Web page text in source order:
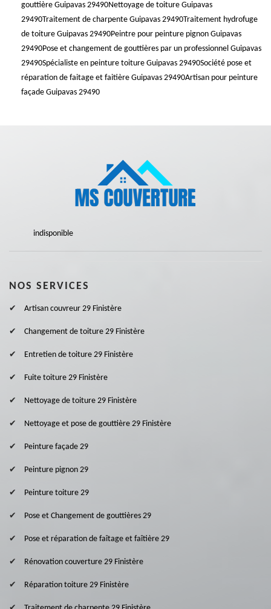
gouttière Guipavas 29490Nettoyage de toiture Guipavas
29490Traitement de charpente Guipavas 29490Traitement hydrofuge
de toiture Guipavas 29490Peintre pour peinture pignon Guipavas
29490Pose et changement de gouttières par un professionnel Guipavas
29490Spécialiste en peinture toiture Guipavas 29490Société pose et
réparation de faitage et faitière Guipavas 29490Artisan pour peinture
façade Guipavas 29490
indisponible
NOS SERVICES
Artisan couvreur 29 Finistère
Changement de toiture 29 Finistère
Entretien de toiture 29 Finistère
Fuite toiture 29 Finistère
Nettoyage de toiture 29 Finistère
Nettoyage et pose de gouttière 29 Finistère
Peinture façade 29
Peinture pignon 29
Peinture toiture 29
Pose et Changement de gouttières 29
Pose et réparation de faîtage et faîtière 29
Rénovation couverture 29 Finistère
Réparation toiture 29 Finistère